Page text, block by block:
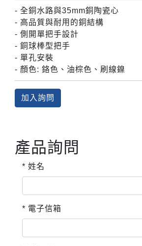
- 全銅水路與35mm銅陶瓷心
- 高品質與耐用的銅結構
- 側開單把手設計
- 銅球棒型把手
- 單孔安裝
- 顏色: 鉻色、油棕色、刷線鎳
加入詢問
產品詢問
* 姓名
* 電子信箱